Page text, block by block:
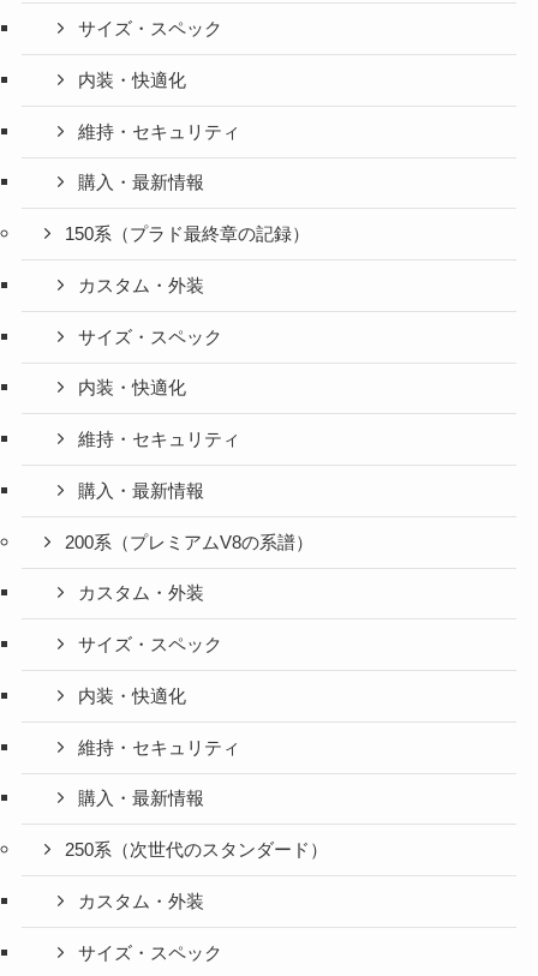
サイズ・スペック
内装・快適化
維持・セキュリティ
購入・最新情報
150系（プラド最終章の記録）
カスタム・外装
サイズ・スペック
内装・快適化
維持・セキュリティ
購入・最新情報
200系（プレミアムV8の系譜）
カスタム・外装
サイズ・スペック
内装・快適化
維持・セキュリティ
購入・最新情報
250系（次世代のスタンダード）
カスタム・外装
サイズ・スペック